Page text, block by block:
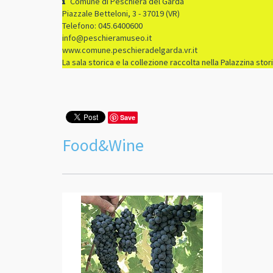
Piazzale Betteloni, 3 - 37019 (VR)
Telefono: 045.6400600
info@peschieramuseo.it
www.comune.peschieradelgarda.vr.it
La sala storica e la collezione raccolta nella Palazzina
Save
Food&Wine